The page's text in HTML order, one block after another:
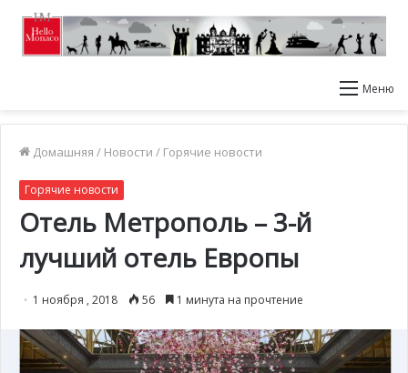
Меню
Домашняя / Новости / Горячие новости
Горячие новости
Отель Метрополь – 3-й
лучший отель Европы
1 ноября , 2018 56 1 минута на прочтение